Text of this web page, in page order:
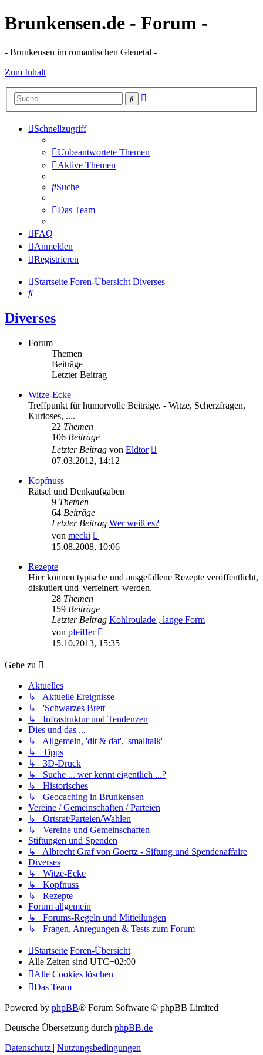
Brunkensen.de - Forum -
- Brunkensen im romantischen Glenetal -
Zum Inhalt
Suche
Schnellzugriff
Unbeantwortete Themen
Aktive Themen
Suche
Das Team
FAQ
Anmelden
Registrieren
Startseite Foren-Übersicht Diverses
Suche
Diverses
Forum
Themen
Beiträge
Letzter Beitrag
Witze-Ecke
Treffpunkt für humorvolle Beiträge. - Witze, Scherzfragen,
Kurioses, ....
22 Themen
106 Beiträge
Letzter Beitrag von Eldtor
07.03.2012, 14:12
Kopfnuss
Rätsel und Denkaufgaben
9 Themen
64 Beiträge
Letzter Beitrag Wer weiß es?
von mecki
Beitrag
15.08.2008, 10:06
Rezepte
Hier können typische und ausgefallene Rezepte veröffentlicht,
diskutiert und 'verfeinert' werden.
28 Themen
159 Beiträge
Letzter Beitrag Kohlroulade , lange Form
von pfeiffer
Beitrag
15.10.2013, 15:35
Gehe zu
Aktuelles
↳ Aktuelle Ereignisse
↳ 'Schwarzes Brett'
↳ Infrastruktur und Tendenzen
Dies und das ...
↳ Allgemein, 'dit & dat', 'smalltalk'
↳ Tipps
↳ 3D-Druck
↳ Suche ... wer kennt eigentlich ...?
↳ Historisches
↳ Geocaching in Brunkensen
Vereine / Gemeinschaften / Parteien
↳ Ortsrat/Parteien/Wahlen
↳ Vereine und Gemeinschaften
Stiftungen und Spenden
↳ Albrecht Graf von Goertz - Siftung und Spendenaffaire
Diverses
↳ Witze-Ecke
↳ Kopfnuss
↳ Rezepte
Forum allgemein
↳ Forums-Regeln und Mitteilungen
↳ Fragen, Anregungen & Tests zum Forum
Startseite Foren-Übersicht
Alle Zeiten sind UTC+02:00
Alle Cookies löschen
Das Team
Powered by phpBB® Forum Software © phpBB Limited
Deutsche Übersetzung durch phpBB.de
Datenschutz | Nutzungsbedingungen